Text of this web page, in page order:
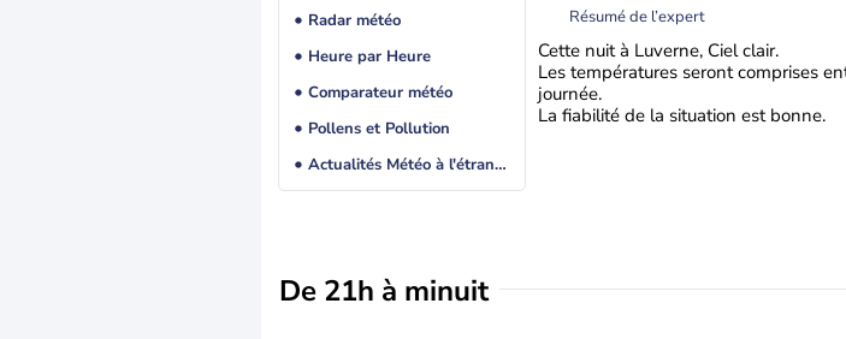
Radar météo
Heure par Heure
Comparateur météo
Pollens et Pollution
Actualités Météo à l'étranger
Résumé de l’expert
Cette nuit à Luverne, Ciel clair.
Les températures seront comprises
journée.
La fiabilité de la situation est bonne.
De 21h à minuit